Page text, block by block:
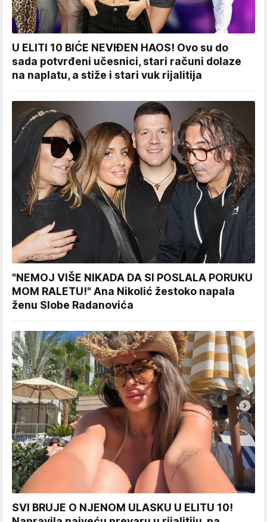
U ELITI 10 BIĆE NEVIĐEN HAOS! Ovo su do
sada potvrđeni učesnici, stari računi dolaze
na naplatu, a stiže i stari vuk rijalitija
"NEMOJ VIŠE NIKADA DA SI POSLALA PORUKU
MOM RALETU!" Ana Nikolić žestoko napala
ženu Slobe Radanovića
SVI BRUJE O NJENOM ULASKU U ELITU 10!